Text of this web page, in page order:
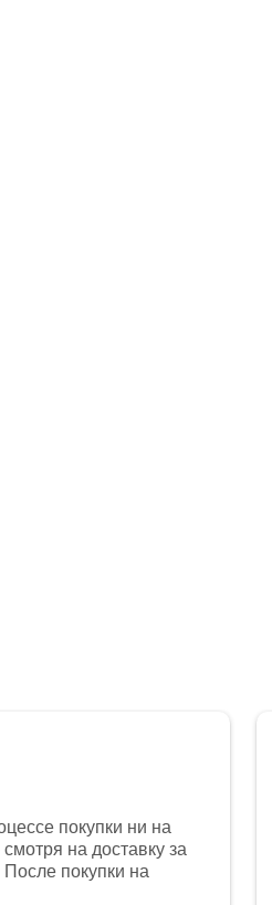
покупки ни на
на доставку за
покупки на
магазина